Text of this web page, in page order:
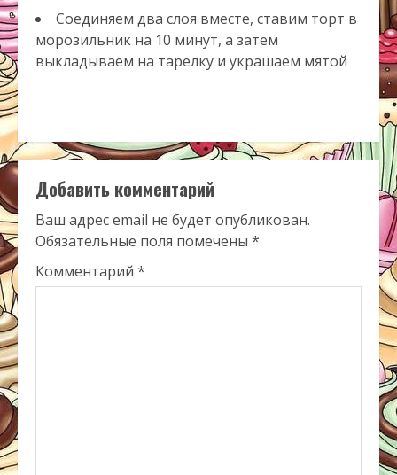
Соединяем два слоя вместе, ставим торт в
морозильник на 10 минут, а затем
выкладываем на тарелку и украшаем мятой
Добавить комментарий
Ваш адрес email не будет опубликован.
Обязательные поля помечены *
Комментарий *